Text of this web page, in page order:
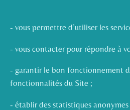
- vous permettre d’utiliser les
- vous contacter pour répondre à
- garantir le bon fonctionnement
fonctionnalités du Site ;
- établir des statistiques